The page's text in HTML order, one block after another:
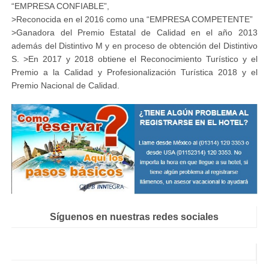
“EMPRESA CONFIABLE”,
>Reconocida en el 2016 como una “EMPRESA COMPETENTE”
>Ganadora del Premio Estatal de Calidad en el año 2013
además del Distintivo M y en proceso de obtención del Distintivo
S. >En 2017 y 2018 obtiene el Reconocimiento Turístico y el
Premio a la Calidad y Profesionalización Turística 2018 y el
Premio Nacional de Calidad.
Síguenos en nuestras redes sociales